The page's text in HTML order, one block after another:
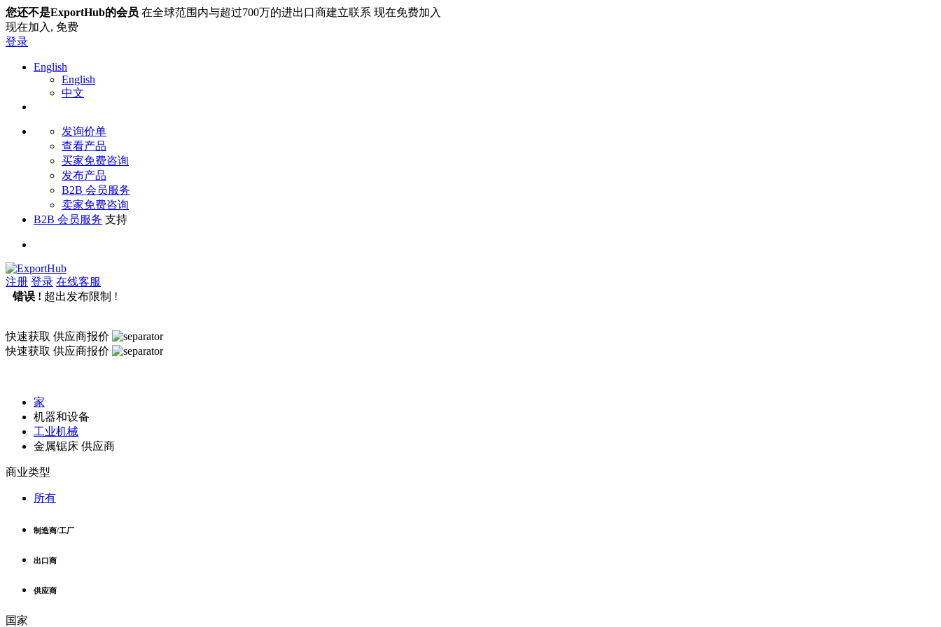
您还不是ExportHub的会员 在全球范围内与超过700万的进出口商建立联系 现在免费加入
现在加入, 免费
登录
English
English
中文
发询价单
查看产品
买家免费咨询
发布产品
B2B 会员服务
卖家免费咨询
B2B 会员服务 支持
注册 登录 在线客服
错误 ! 超出发布限制 !
快速获取 供应商报价
快速获取 供应商报价
家
机器和设备
工业机械
金属锯床 供应商
商业类型
所有
制造商/工厂
出口商
供应商
国家